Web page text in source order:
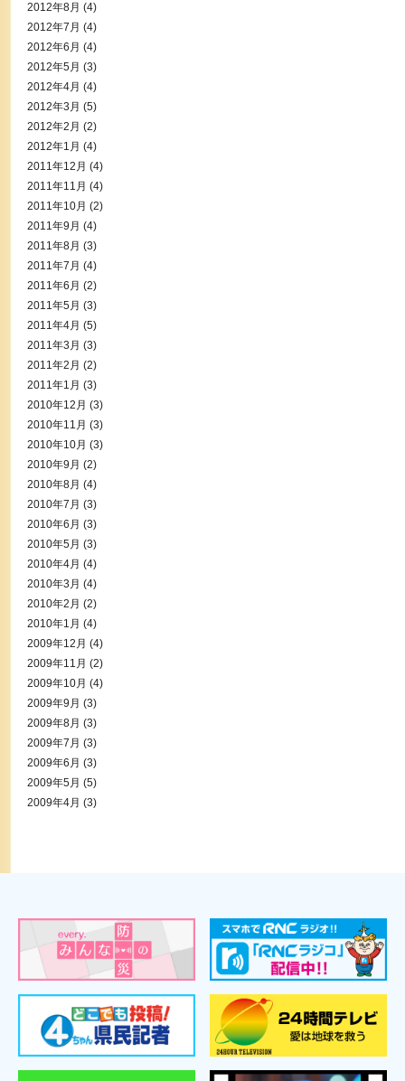
2012年8月 (4)
2012年7月 (4)
2012年6月 (4)
2012年5月 (3)
2012年4月 (4)
2012年3月 (5)
2012年2月 (2)
2012年1月 (4)
2011年12月 (4)
2011年11月 (4)
2011年10月 (2)
2011年9月 (4)
2011年8月 (3)
2011年7月 (4)
2011年6月 (2)
2011年5月 (3)
2011年4月 (5)
2011年3月 (3)
2011年2月 (2)
2011年1月 (3)
2010年12月 (3)
2010年11月 (3)
2010年10月 (3)
2010年9月 (2)
2010年8月 (4)
2010年7月 (3)
2010年6月 (3)
2010年5月 (3)
2010年4月 (4)
2010年3月 (4)
2010年2月 (2)
2010年1月 (4)
2009年12月 (4)
2009年11月 (2)
2009年10月 (4)
2009年9月 (3)
2009年8月 (3)
2009年7月 (3)
2009年6月 (3)
2009年5月 (5)
2009年4月 (3)